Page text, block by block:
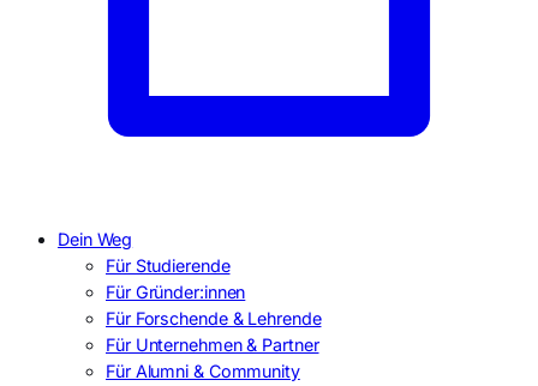
Dein Weg
Für Studierende
Für Gründer:innen
Für Forschende & Lehrende
Für Unternehmen & Partner
Für Alumni & Community